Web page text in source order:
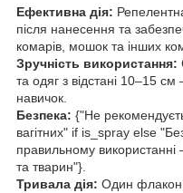
Ефективна дія:
після нанесення та
комарів, мошок та інших
Зручність використання:
та одяг з відстані 10–15
навичок.
Безпека: {"Не
вагітних" if is_spray else
правильному використанні
та тварин"}.
Тривала дія: Один флакон